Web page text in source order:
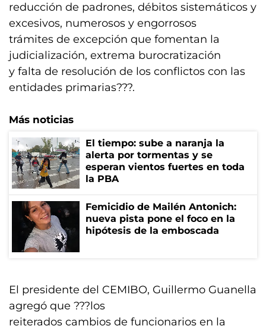
reducción de padrones, débitos sistemáticos y
excesivos, numerosos y engorrosos
trámites de excepción que fomentan la
judicialización, extrema burocratización
y falta de resolución de los conflictos con las
entidades primarias???.
Más noticias
El tiempo: sube a naranja la
alerta por tormentas y se
esperan vientos fuertes en toda
la PBA
Femicidio de Mailén Antonich:
nueva pista pone el foco en la
hipótesis de la emboscada
El presidente del CEMIBO, Guillermo Guanella
agregó que ???los
reiterados cambios de funcionarios en la